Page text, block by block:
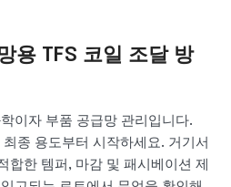
용 TFS 코일 조달 방
이자 부품 공급망 관리입니다.
종 용도부터 시작하세요. 거기서
합한 템퍼, 마감 및 패시베이션 제